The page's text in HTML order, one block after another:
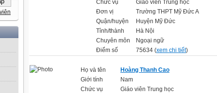
Chức vụ
Giáo viên Trung học
Đơn vị
Trường THPT Mỹ Đức A
Quận/huyện
Huyện Mỹ Đức
Tỉnh/thành
Hà Nội
Chuyên môn
Ngoại ngữ
Điểm số
75634 (xem chi tiết)
Họ và tên
Hoàng Thanh Cao
Giới tính
Nam
Chức vụ
Giáo viên Trung học